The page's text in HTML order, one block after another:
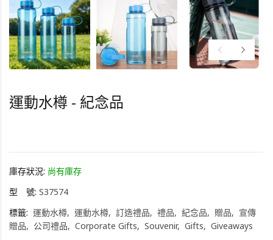
運動水樽 - 紀念品
庫存狀況: 尚有庫存
型 號: S37574
標籤: 運動水樽 運動水樽 訂造禮品 禮品 紀念品 贈品
宣傳
贈品
公司禮品 Corporate Gifts Souvenir Gifts
Giveaways